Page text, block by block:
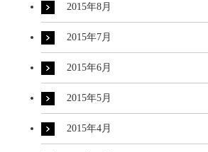
2015年8月
2015年7月
2015年6月
2015年5月
2015年4月